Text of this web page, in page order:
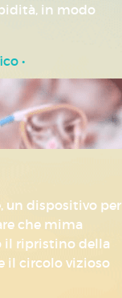
in modo
•
un dispositivo per
che mima
il ripristino della
il circolo vizioso